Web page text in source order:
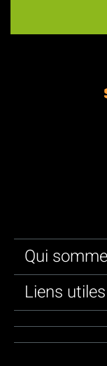
Qui
Liens utiles